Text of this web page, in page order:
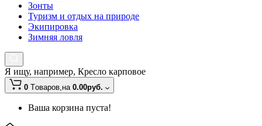
Зонты
Туризм и отдых на природе
Экипировка
Зимняя ловля
Я ищу, например, Кресло карповое
0 Tоваров,на 0.00руб.
Ваша корзина пуста!